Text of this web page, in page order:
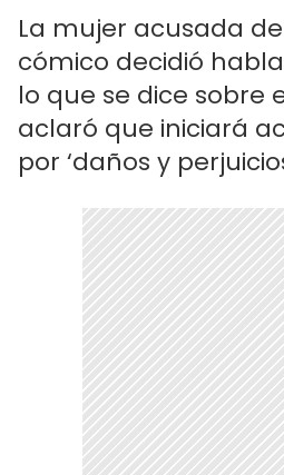
La mujer acusada
cómico decidió
lo que se dice sobre
aclaró que iniciará
por ‘daños y